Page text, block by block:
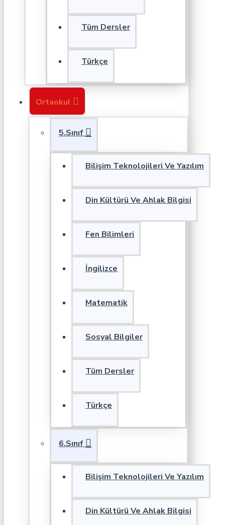
Tüm Dersler
Türkçe
Ortaokul
5.Sınıf
Bilişim Teknolojileri Ve Yazılım
Din Kültürü Ve Ahlak Bilgisi
Fen Bilimleri
İngilizce
Matematik
Sosyal Bilgiler
Tüm Dersler
Türkçe
6.Sınıf
Bilişim Teknolojileri Ve Yazılım
Din Kültürü Ve Ahlak Bilgisi